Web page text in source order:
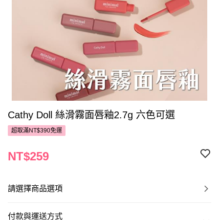
Cathy Doll 絲滑霧面唇釉2.7g 六色可選
超取滿NT$390免運
NT$259
請選擇商品選項
付款與運送方式